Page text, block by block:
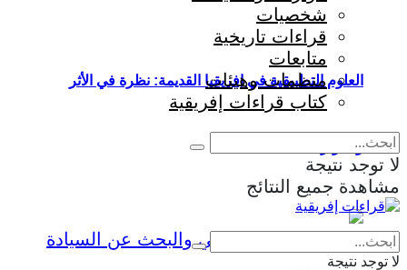
العلوم التطبيقية في إفريقيا القديمة: نظرة في الأثر
والمؤثرات
شخصيات
قراءات تاريخية
متابعات
منظمات وهيئات
كتاب قراءات إفريقية
لا توجد نتيجة
مشاهدة جميع النتائج
لا توجد نتيجة